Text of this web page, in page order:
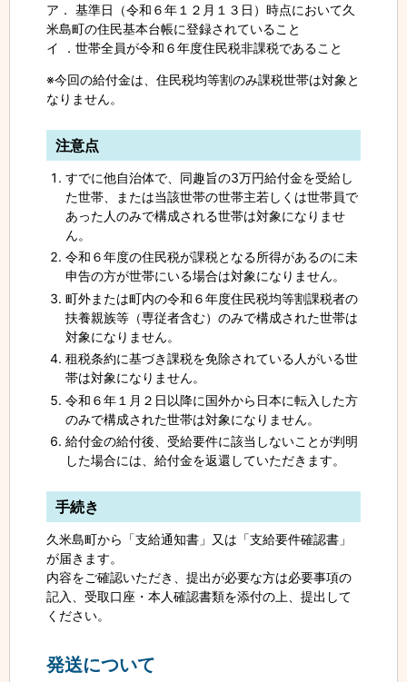
ア． 基準日（令和６年１２月１３日）時点において久
米島町の住民基本台帳に登録されていること
イ ．世帯全員が令和６年度住民税非課税であること
※今回の給付金は、住民税均等割のみ課税世帯は対象と
なりません。
注意点
すでに他自治体で、同趣旨の3万円給付金を受給し
た世帯、または当該世帯の世帯主若しくは世帯員で
あった人のみで構成される世帯は対象になりませ
ん。
令和６年度の住民税が課税となる所得があるのに未
申告の方が世帯にいる場合は対象になりません。
町外または町内の令和６年度住民税均等割課税者の
扶養親族等（専従者含む）のみで構成された世帯は
対象になりません。
租税条約に基づき課税を免除されている人がいる世
帯は対象になりません。
令和６年１月２日以降に国外から日本に転入した方
のみで構成された世帯は対象になりません。
給付金の給付後、受給要件に該当しないことが判明
した場合には、給付金を返還していただきます。
手続き
久米島町から「支給通知書」又は「支給要件確認書」
が届きます。
内容をご確認いただき、提出が必要な方は必要事項の
記入、受取口座・本人確認書類を添付の上、提出して
ください。
発送について